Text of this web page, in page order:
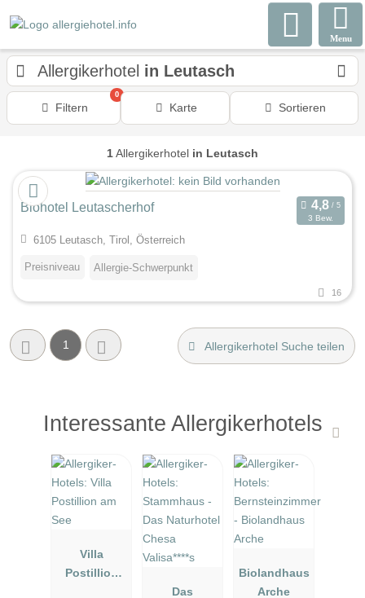
Menu
Allergikerhotel in Leutasch
Filtern
0
Karte Sortieren
1Allergikerhotel in Leutasch
Biohotel Leutascherhof
3 Bew.
6105 Leutasch, Tirol, Österreich
Preisniveau Allergie-Schwerpunkt
16
1 Allergikerhotel Suche teilen
Interessante Allergikerhotels
Villa
Postillion
Das
Biolandhaus
Arche